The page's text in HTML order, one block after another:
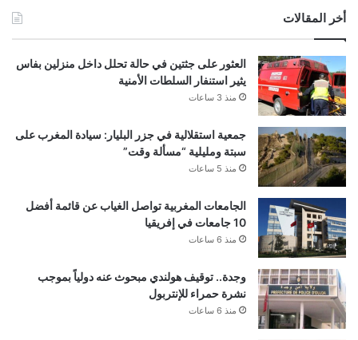
أخر المقالات
العثور على جثتين في حالة تحلل داخل منزلين بفاس
يثير استنفار السلطات الأمنية
منذ 3 ساعات
جمعية استقلالية في جزر البليار: سيادة المغرب على
سبتة ومليلية “مسألة وقت”
منذ 5 ساعات
الجامعات المغربية تواصل الغياب عن قائمة أفضل
10 جامعات في إفريقيا
منذ 6 ساعات
وجدة.. توقيف هولندي مبحوث عنه دولياً بموجب
نشرة حمراء للإنتربول
منذ 6 ساعات